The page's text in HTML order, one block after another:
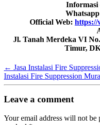
Informasi
Official Web: https://
Jl. Tanah Merdeka VI
Timur,
← Jasa Instalasi Fire
Instalasi Fire Suppression
Leave a comment
Your email address will not be